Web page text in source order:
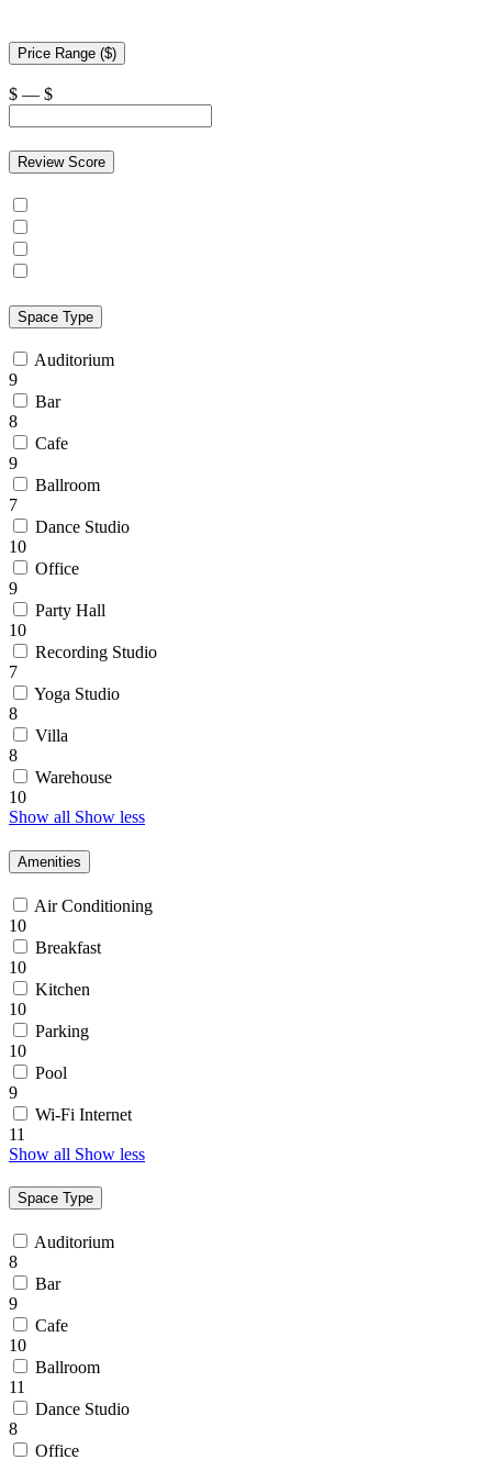
Price Range ($)
$ — $
Review Score
Space Type
Auditorium
9
Bar
8
Cafe
9
Ballroom
7
Dance Studio
10
Office
9
Party Hall
10
Recording Studio
7
Yoga Studio
8
Villa
8
Warehouse
10
Show all Show less
Amenities
Air Conditioning
10
Breakfast
10
Kitchen
10
Parking
10
Pool
9
Wi-Fi Internet
11
Show all Show less
Space Type
Auditorium
8
Bar
9
Cafe
10
Ballroom
11
Dance Studio
8
Office